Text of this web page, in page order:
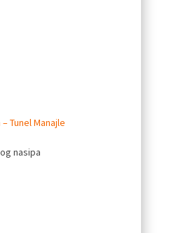
Tunel Manajle
nasipa